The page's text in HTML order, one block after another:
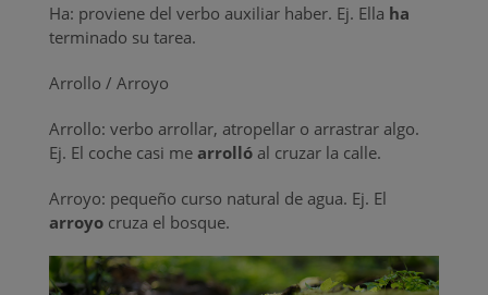
Ha: proviene del verbo auxiliar haber. Ej. Ella ha
terminado su tarea.
Arrollo / Arroyo
Arrollo: verbo arrollar, atropellar o arrastrar algo.
Ej. El coche casi me arrollóal cruzar la calle.
Arroyo: pequeño curso natural de agua. Ej. El
arroyocruza el bosque.